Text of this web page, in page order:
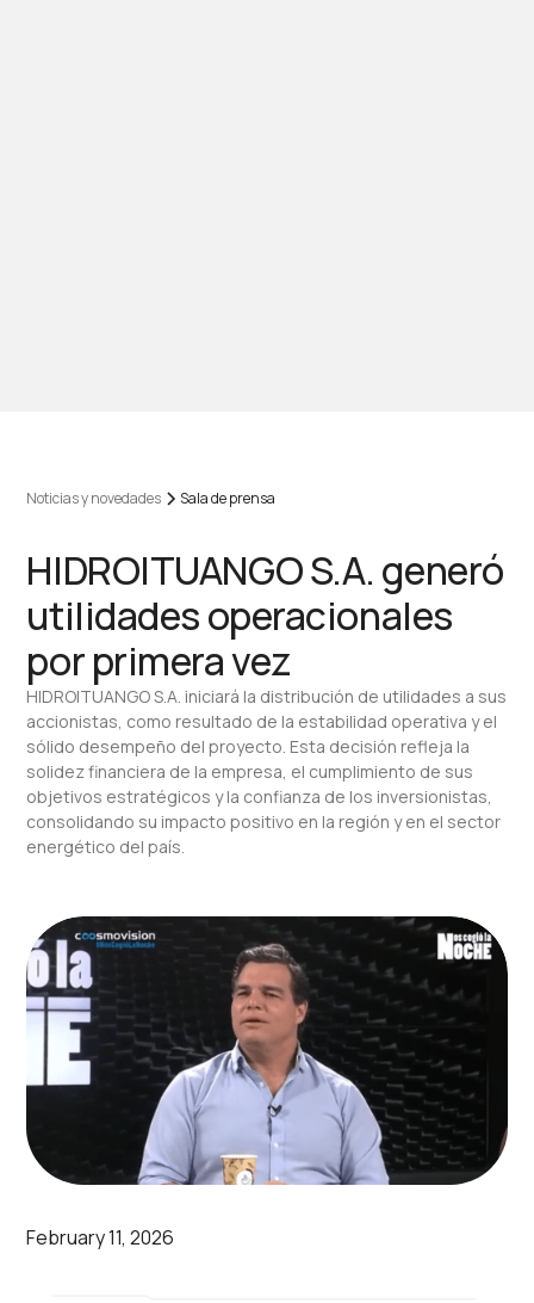
Noticias y novedades Sala de prensa
HIDROITUANGO S.A. generó
utilidades operacionales
por primera vez
HIDROITUANGO S.A. iniciará la distribución de utilidades a sus
accionistas, como resultado de la estabilidad operativa y el
sólido desempeño del proyecto. Esta decisión refleja la
solidez financiera de la empresa, el cumplimiento de sus
objetivos estratégicos y la confianza de los inversionistas,
consolidando su impacto positivo en la región y en el sector
energético del país.
February 11, 2026